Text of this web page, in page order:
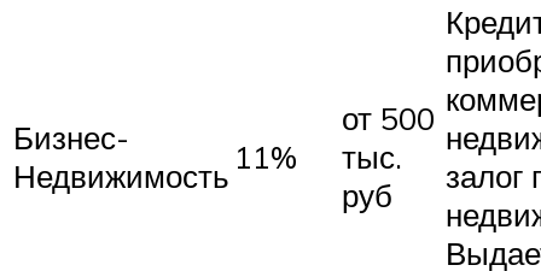
Бизнес-
Недвижимость 11%
от 500
тыс.
руб
залог